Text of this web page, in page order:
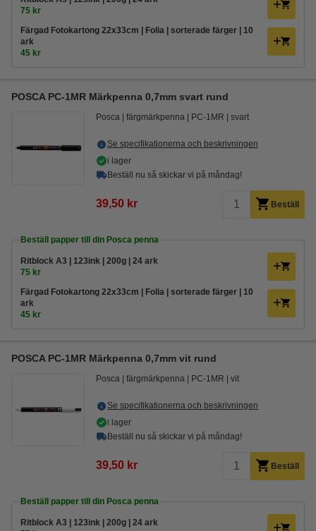
75 kr
Färgad Fotokartong 22x33cm | Folia | sorterade färger | 10
ark
45 kr
POSCA PC-1MR Märkpenna 0,7mm svart rund
Posca färgmärkpenna PC-1MR svart
Se specifikationerna och beskrivningen
i lager
Beställ nu så skickar vi på måndag!
39,50 kr Beställ
Beställ papper till din Posca penna
Ritblock A3 | 123ink | 200g | 24 ark
75 kr
Färgad Fotokartong 22x33cm | Folia | sorterade färger | 10
ark
45 kr
POSCA PC-1MR Märkpenna 0,7mm vit rund
Posca färgmärkpenna PC-1MR vit
Se specifikationerna och beskrivningen
i lager
Beställ nu så skickar vi på måndag!
39,50 kr Beställ
Beställ papper till din Posca penna
Ritblock A3 | 123ink | 200g | 24 ark